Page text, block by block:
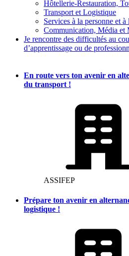
Hôtellerie-Restauration,
Transport et Logistique
Services à la personne et
Communication, Média et
Je rencontre des difficultés au
d’apprentissage ou de
En route vers ton avenir en
du transport !
ASSIFEP
Prépare ton avenir en
logistique !